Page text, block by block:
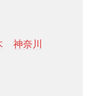
神奈川